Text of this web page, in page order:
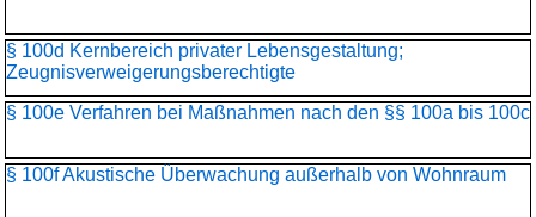
§ 100d Kernbereich privater Lebensgestaltung;
Zeugnisverweigerungs­berechtigte
§ 100e Verfahren bei Maßnahmen nach den §§ 100a bis 100c
§ 100f Akustische Überwachung außerhalb von Wohnraum